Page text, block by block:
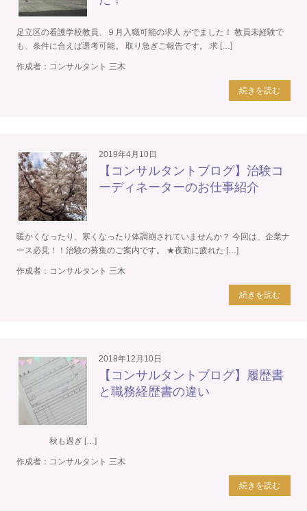
足立区の看護学校教員、９月入職可能の求人 がでました！ 教員未経験で
も、条件に合えば選考可能。 取り急ぎご報告です。 求 […]
作成者： コンサルタント 三木
続きを読む
2019年4月10日
【コンサルタントブログ】治験コ
ーディネーターのお仕事紹介
暖かくなったり、寒くなったり体調崩されていませんか？ 今回は、企業ナ
ース必見！！治験の募集のご案内です。 ★夜勤に疲れた […]
作成者： コンサルタント 三木
続きを読む
2018年12月10日
【コンサルタントブログ】履歴書
と職務経歴書の違い
秋も過ぎ […]
作成者： コンサルタント 三木
続きを読む